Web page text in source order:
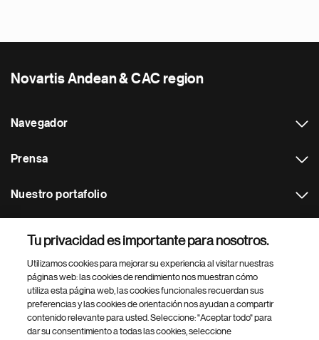
Novartis Andean & CAC region
Navegador
Prensa
Nuestro portafolio
Footer Site Search
Tu privacidad es importante para nosotros.
Utilizamos cookies para mejorar su experiencia al visitar nuestras
páginas web: las cookies de rendimiento nos muestran cómo
utiliza esta página web, las cookies funcionales recuerdan sus
preferencias y las cookies de orientación nos ayudan a compartir
contenido relevante para usted. Seleccione: "Aceptar todo" para
dar su consentimiento a todas las cookies, seleccione